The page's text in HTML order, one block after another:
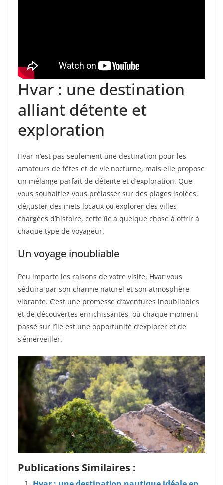
Hvar : une destination
alliant détente et
exploration
Hvar n’est pas seulement une destination pour les
amateurs de fêtes et de vie nocturne, mais elle propose
un mélange parfait de détente et d’exploration. Que
vous souhaitiez vous prélasser sur des plages isolées,
déguster des mets locaux ou explorer des villes
chargées d’histoire, cette île a quelque chose à offrir à
chaque type de voyageur.
Un voyage inoubliable
Peu importe les raisons de votre visite, Hvar vous
séduira par son charme naturel et son atmosphère
vibrante. C’est une promesse d’aventures inoubliables
et de découvertes enrichissantes, où chaque moment
passé sur l’île est une opportunité d’explorer et de
s’émerveiller.
Publications Similaires :